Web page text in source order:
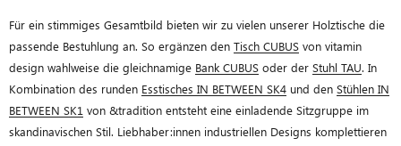
Für ein stimmiges Gesamtbild bieten wir zu vielen unserer Holztische die
passende Bestuhlung an. So ergänzen den Tisch CUBUS von vitamin
design wahlweise die gleichnamige Bank CUBUS oder der Stuhl TAU. In
Kombination des runden Esstisches IN BETWEEN SK4 und den Stühlen IN
BETWEEN SK1 von &tradition entsteht eine einladende Sitzgruppe im
skandinavischen Stil. Liebhaber:innen industriellen Designs komplettieren